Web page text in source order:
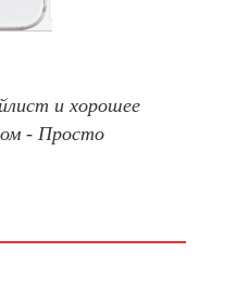
и хорошее
- Просто